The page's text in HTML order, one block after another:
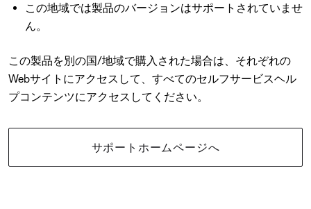
この地域では製品のバージョンはサポートされていませ
ん。
この製品を別の国/地域で購入された場合は、それぞれの
Webサイトにアクセスして、すべてのセルフサービスヘル
プコンテンツにアクセスしてください。
サポートホームページへ